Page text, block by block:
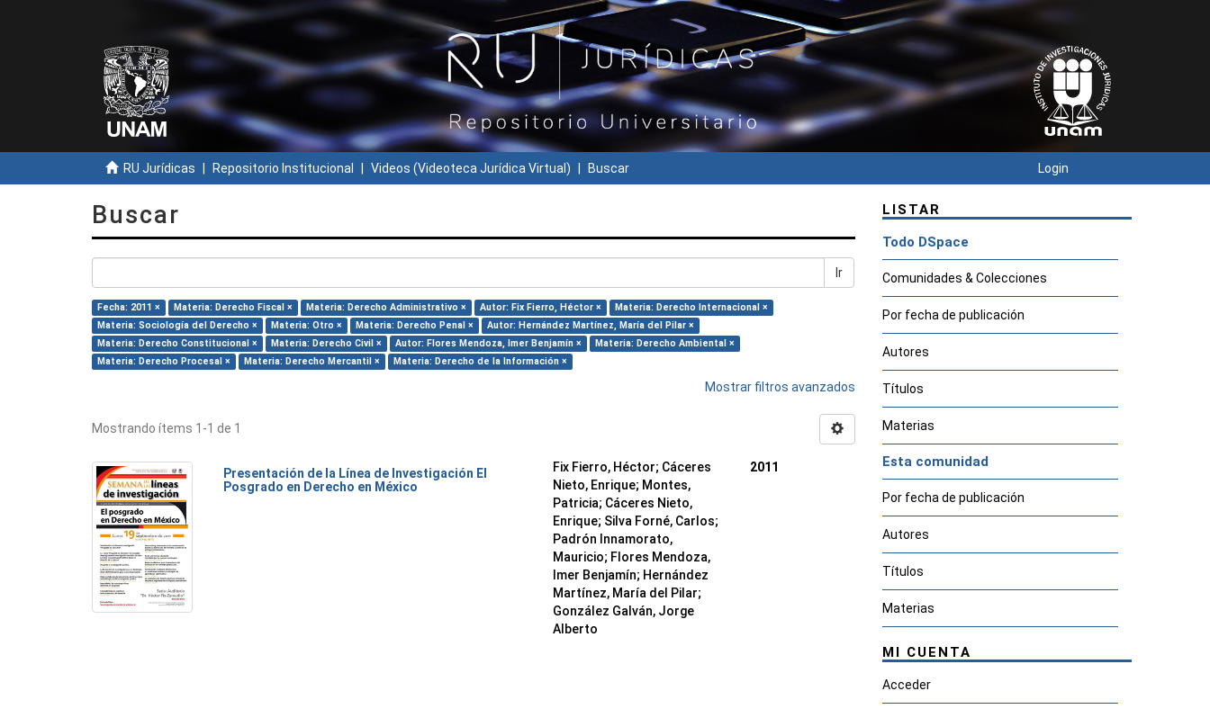
RU Jurídicas Repositorio Institucional Videos (Videoteca Jurídica Virtual) Buscar Login
Buscar
Ir
Fecha: 2011 × Materia: Derecho Fiscal × Materia: Derecho Administrativo × Autor: Fix Fierro, Héctor ×
Materia: Derecho Internacional ×
Materia: Sociología del Derecho ×
Materia: Otro × Materia: Derecho Penal ×
Autor: Hernández Martínez, María del Pilar ×
Materia: Derecho Constitucional ×
Materia: Derecho Civil × Autor: Flores Mendoza, Imer Benjamín ×
Materia: Derecho Ambiental ×
Materia: Derecho Procesal ×
Materia: Derecho Mercantil × Materia: Derecho de la Información ×
Mostrar filtros avanzados
Mostrando ítems 1-1 de 1
Presentación de la Línea de Investigación El
Posgrado en Derecho en México
Fix Fierro, Héctor; Cáceres
Nieto, Enrique; Montes,
Patricia; Cáceres Nieto,
Enrique; Silva Forné, Carlos;
Padrón Innamorato,
Mauricio; Flores Mendoza,
Imer Benjamín; Hernández
Martínez, María del Pilar;
González Galván, Jorge
Alberto
2011
LISTAR
Todo DSpace
Comunidades & Colecciones
Por fecha de publicación
Autores
Títulos
Materias
Esta comunidad
Por fecha de publicación
Autores
Títulos
Materias
MI CUENTA
Acceder